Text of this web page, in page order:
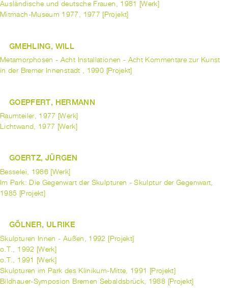
Ausländische und deutsche Frauen, 1981 [Werk]
Mitmach-Museum 1977, 1977 [Projekt]
GMEHLING, WILL
Metamorphosen - Acht Installationen - Acht Kommentare zur Kunst
in der Bremer Innenstadt , 1990 [Projekt]
GOEPFERT, HERMANN
Raumteiler, 1977 [Werk]
Lichtwand, 1977 [Werk]
GOERTZ, JÜRGEN
Besselei, 1986 [Werk]
Im Park: Die Gegenwart der Skulpturen - Skulptur der Gegenwart,
1985 [Projekt]
GÖLNER, ULRIKE
Skulpturen Innen - Außen, 1992 [Projekt]
o.T., 1992 [Werk]
o.T., 1991 [Werk]
Skulpturen im Park des Klinikum-Mitte, 1991 [Projekt]
Bildhauer-Symposion Bremen Sebaldsbrück, 1988 [Projekt]